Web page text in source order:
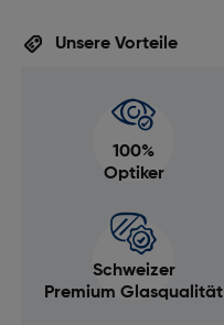
Unsere Vorteile
100%
Optiker
Schweizer
Premium Glasqualität